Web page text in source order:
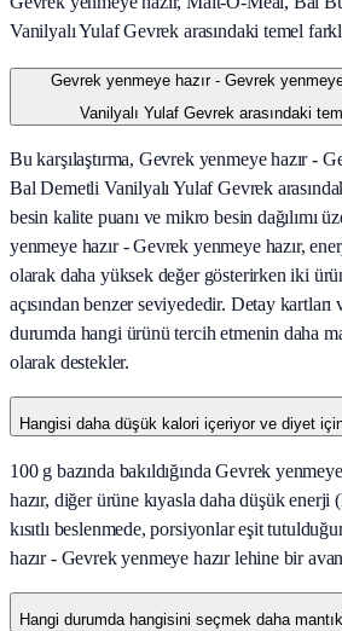
Vanilyalı Yulaf Gevrek arasındaki temel
Gevrek yenmeye hazır - Gevrek
Vanilyalı Yulaf Gevrek arasındaki
Bu karşılaştırma, Gevrek yenmeye hazır -
Bal Demetli Vanilyalı Yulaf Gevrek
besin kalite puanı ve mikro besin dağılımı
yenmeye hazır - Gevrek yenmeye hazır,
olarak daha yüksek değer gösterirken iki
açısından benzer seviyededir. Detay
durumda hangi ürünü tercih etmenin daha
olarak destekler.
Hangisi daha düşük kalori içeriyor ve diyet
100 g bazında bakıldığında Gevrek
hazır, diğer ürüne kıyasla daha düşük
kısıtlı beslenmede, porsiyonlar eşit
hazır - Gevrek yenmeye hazır lehine bir
Hangi durumda hangisini seçmek daha